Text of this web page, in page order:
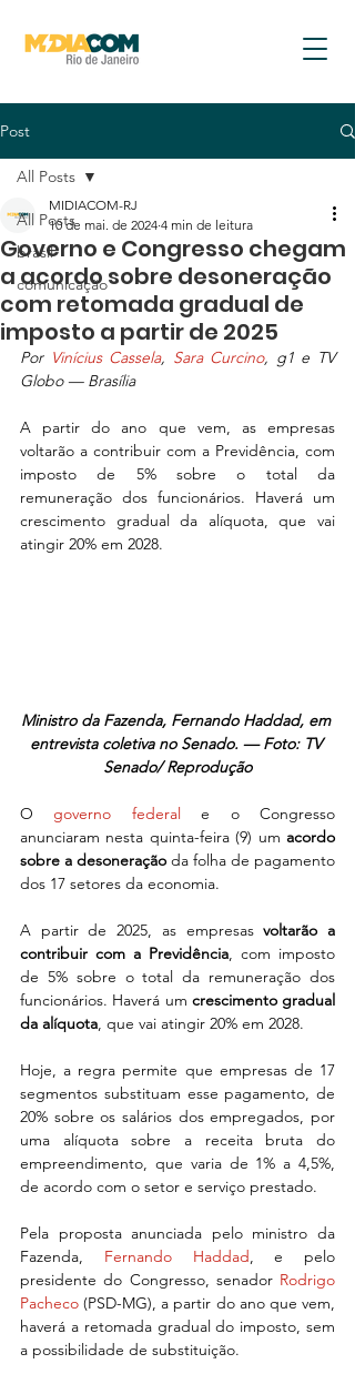
Post
All Posts
brasil
comunicação
All Posts
Governo e Congresso chegam
a acordo sobre desoneração
com retomada gradual de
imposto a partir de 2025
MIDIACOM-RJ
10 de mai. de 2024 4 min de leitura
Por Vinícius Cassela, Sara Curcino, g1 e TV
Globo — Brasília
A partir do ano que vem, as empresas
voltarão a contribuir com a Previdência, com
imposto de 5% sobre o total da
remuneração dos funcionários. Haverá um
crescimento gradual da alíquota, que vai
atingir 20% em 2028.
Ministro da Fazenda, Fernando Haddad, em
entrevista coletiva no Senado. — Foto: TV
Senado/ Reprodução
O governo federal e o Congresso
anunciaram nesta quinta-feira (9) um acordo
sobre a desoneração da folha de pagamento
dos 17 setores da economia.
A partir de 2025, as empresas voltarão a
contribuir com a Previdência , com imposto
de 5% sobre o total da remuneração dos
funcionários. Haverá um crescimento gradual
da alíquota , que vai atingir 20% em 2028.
Hoje, a regra permite que empresas de 17
segmentos substituam esse pagamento, de
20% sobre os salários dos empregados, por
uma alíquota sobre a receita bruta do
empreendimento, que varia de 1% a 4,5%,
de acordo com o setor e serviço prestado.
Pela proposta anunciada pelo ministro da
Fazenda, Fernando Haddad , e pelo
presidente do Congresso, senador Rodrigo
Pacheco (PSD-MG), a partir do ano que vem,
haverá a retomada gradual do imposto, sem
a possibilidade de substituição.